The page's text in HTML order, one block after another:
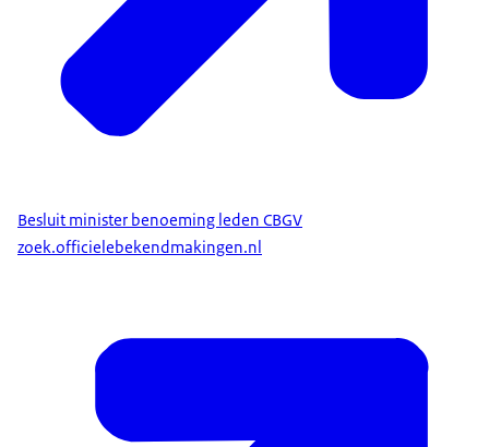
Besluit minister benoeming leden CBGV
zoek.officielebekendmakingen.nl